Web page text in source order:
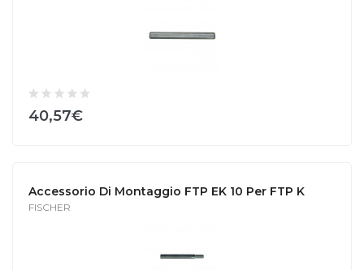
40,57€
Accessorio Di Montaggio FTP EK 10 Per FTP K
FISCHER